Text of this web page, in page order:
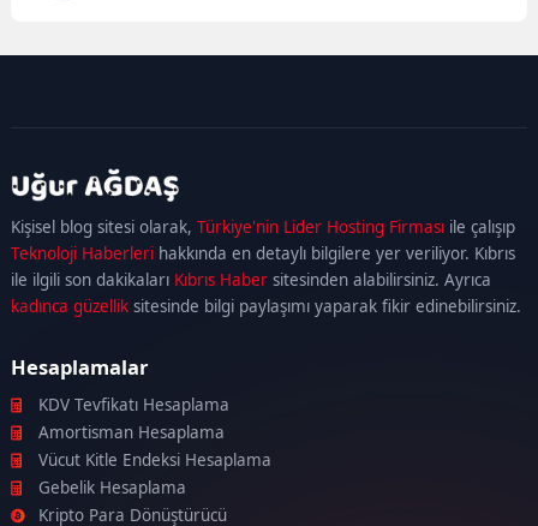
Kişisel blog sitesi olarak,Türkiye'nin Lider Hosting Firması ile çalışıp
Teknoloji Haberleri hakkında en detaylı bilgilere yer veriliyor. Kıbrıs
ile ilgili son dakikaları Kıbrıs Haber sitesinden alabilirsiniz. Ayrıca
kadınca güzellik sitesinde bilgi paylaşımı yaparak fikir edinebilirsiniz.
kadıköy
escortmaltepe
escortataşehir
escortümraniye
escort
Hesaplamalar
KDV Tevfikatı Hesaplama
Amortisman Hesaplama
Vücut Kitle Endeksi Hesaplama
Gebelik Hesaplama
Kripto Para Dönüştürücü